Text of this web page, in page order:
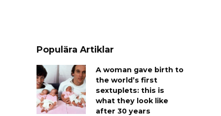
Populära Artiklar
A woman gave birth to
the world’s first
sextuplets: this is
what they look like
after 30 years